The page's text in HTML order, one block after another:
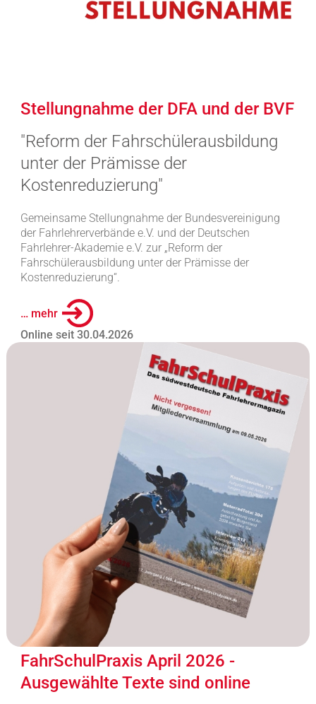
Stellungnahme der DFA und der BVF
"Reform der Fahrschülerausbildung
unter der Prämisse der
Kostenreduzierung"
Gemeinsame Stellungnahme der Bundesvereinigung
der Fahrlehrerverbände e.V. und der Deutschen
Fahrlehrer-Akademie e.V. zur „Reform der
Fahrschülerausbildung unter der Prämisse der
Kostenreduzierung“.
… mehr
Online seit 30.04.2026
FahrSchulPraxis April 2026 -
Ausgewählte Texte sind online